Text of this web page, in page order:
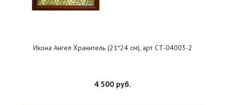
Икона Ангел Хранитель (21*24 см), арт СТ-04003-2
4 500 руб.